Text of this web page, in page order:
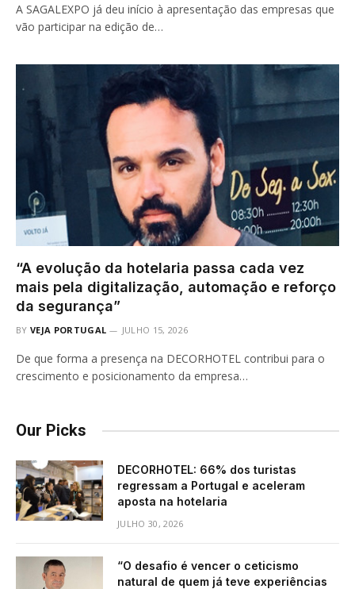
A SAGALEXPO já deu início à apresentação das empresas que
vão participar na edição de…
“A evolução da hotelaria passa cada vez
mais pela digitalização, automação e reforço
da segurança”
BY VEJA PORTUGAL JULHO 15, 2026
De que forma a presença na DECORHOTEL contribui para o
crescimento e posicionamento da empresa…
Our Picks
DECORHOTEL: 66% dos turistas
regressam a Portugal e aceleram
aposta na hotelaria
JULHO 30, 2026
“O desafio é vencer o ceticismo
natural de quem já teve experiências